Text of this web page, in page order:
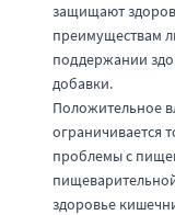
защищают
преимуществам
поддержании
добавки.
Положительное
ограничивается
проблемы с
здоровье